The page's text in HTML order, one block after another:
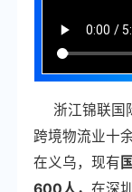
浙江锦联国
跨境物流业十
在义乌，现有